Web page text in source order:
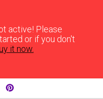
active! Please
or if you don't
it now.